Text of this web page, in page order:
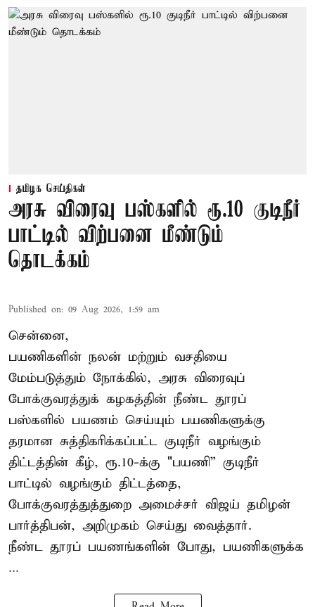
தமிழக செய்திகள்
அரசு விரைவு பஸ்களில் ரூ.10 குடிநீர்
பாட்டில் விற்பனை மீண்டும்
தொடக்கம்
Published on: 09 Aug 2026, 1:59 am
சென்னை,
பயணிகளின் நலன் மற்றும் வசதியை
மேம்படுத்தும் நோக்கில், அரசு விரைவுப்
போக்குவரத்துக் கழகத்தின் நீண்ட தூரப்
பஸ்களில் பயணம் செய்யும் பயணிகளுக்கு
தரமான சுத்திகரிக்கப்பட்ட குடிநீர் வழங்கும்
திட்டத்தின் கீழ், ரூ.10-க்கு "பயணி” குடிநீர்
பாட்டில் வழங்கும் திட்டத்தை,
போக்குவரத்துத்துறை அமைச்சர் விஜய் தமிழன்
பார்த்திபன், அறிமுகம் செய்து வைத்தார்.
நீண்ட தூரப் பயணங்களின் போது, பயணிகளுக்க
...